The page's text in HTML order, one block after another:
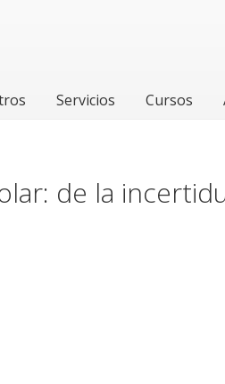
Servicios Cursos
de la